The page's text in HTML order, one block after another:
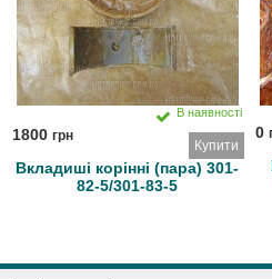
В наявності
1800 грн
Купити
Вкладиші корінні (пара) 301-
82-5/301-83-5
0